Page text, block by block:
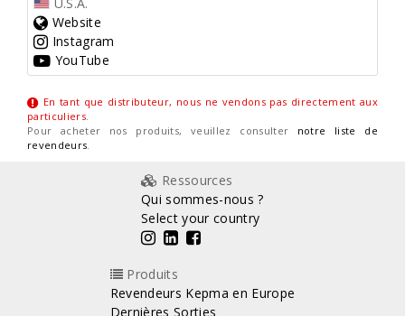
Website
Instagram
YouTube
En tant que distributeur, nous ne vendons pas directement aux
particuliers.
Pour acheter nos produits, veuillez consulter notre liste de
revendeurs.
Ressources
Qui sommes-nous ?
Select your country
Produits
Revendeurs Kepma en Europe
Dernières Sorties